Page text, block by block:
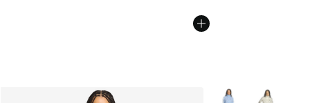
Plus de couleurs